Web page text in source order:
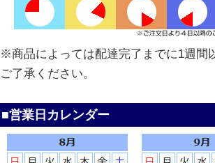
※商品によっては配達完了までに1週間
ご了承ください。
■営業日カレンダー